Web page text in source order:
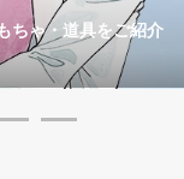
ちゃ・道具をご紹介